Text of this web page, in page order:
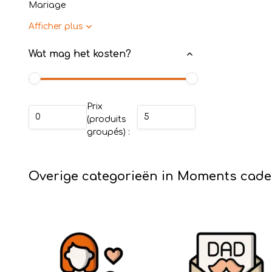
Mariage
Afficher plus
Wat mag het kosten?
Prix
(produits
groupés) :
Overige categorieën in Moments